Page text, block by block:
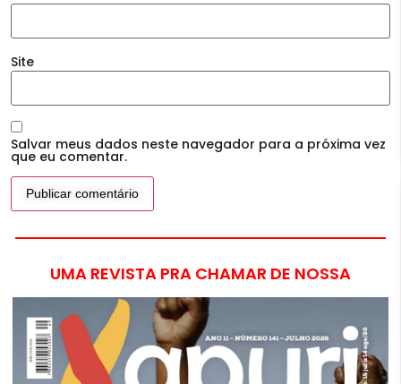
Site
Salvar meus dados neste navegador para a próxima vez
que eu comentar.
UMA REVISTA PRA CHAMAR DE NOSSA